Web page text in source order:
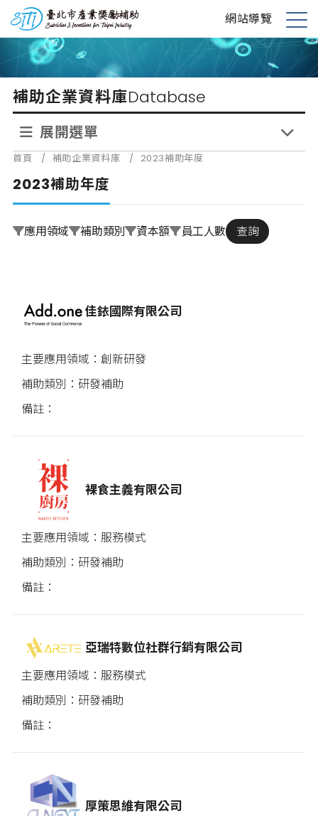
到
內
台北市產業獎勵補助 網站導覽
展
單
補助企業資料庫Database
展開選單
首頁 / 補助企業資料庫 / 2023補助年度
2023補助年度
應用領域 補助類別 資本額 員工人數 查詢
佳銥國際有限公司
創新研發
研發補助
裸食主義有限公司
服務模式
研發補助
亞瑞特數位社群行銷有限公司
服務模式
研發補助
厚策思維有限公司